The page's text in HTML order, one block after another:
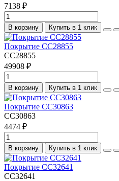
7138 ₽
В корзину Купить в 1 клик
Покрытие CC28855
CC28855
49908 ₽
В корзину Купить в 1 клик
Покрытие CC30863
CC30863
4474 ₽
В корзину Купить в 1 клик
Покрытие CC32641
CC32641